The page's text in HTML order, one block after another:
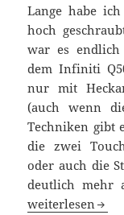
Lange habe
hoch
war es endlich
dem Infiniti
nur mit
(auch wenn
Techniken gibt
die zwei
oder auch die
deutlich mehr
Fahrbericht
weiterlesen